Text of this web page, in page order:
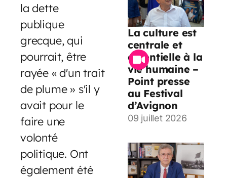
la dette
publique
grecque, qui
pourrait, être
rayée « d'un trait
de plume » s'il y
avait pour le
faire une
volonté
politique. Ont
également été
La culture est
centrale et
essentielle à la
vie humaine –
Point presse
au Festival
d’Avignon
09 juillet 2026